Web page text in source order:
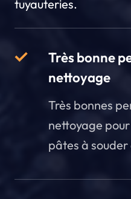
tuyauteries.
Très bonne
nettoyage
Très bonnes
nettoyage pour
pâtes à